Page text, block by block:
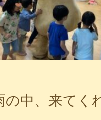
中、来てく